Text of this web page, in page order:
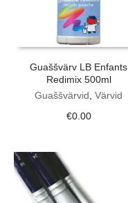
Guaššvärv LB Enfants
Redimix 500ml
Guaššvärvid ,Värvid
€0.00